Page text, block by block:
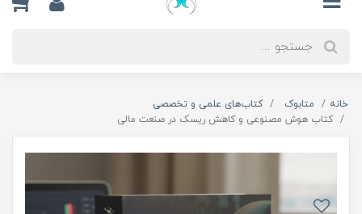
خانه متابوک
کتاب‌‌های علمی و تخصصی
کتاب هوش مصنوعی و کاهش ریسک در صنعت مالی